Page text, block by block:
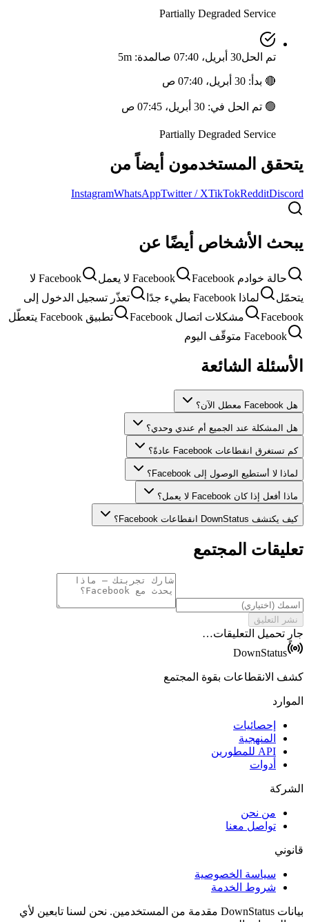
Partially Degraded Service
تم الحل30 أبريل، 07:40 ص المدة: 5m
🔴 بدأ : 30 أبريل، 07:40 ص
🟢 تم الحل في: 30 أبريل، 07:45 ص
Partially Degraded Service
يتحقق المستخدمون أيضاً من
InstagramWhatsAppTwitter / XTikTokRedditDiscord
يبحث الأشخاص أيضًا عن
حالة خوادم Facebook Facebook لا يعمل
Facebook لا
يتحمّل
لماذا Facebook بطيء جدًا
تعذّر تسجيل الدخول إلى
Facebook
مشكلات اتصال Facebook
تطبيق Facebook يتعطّل
Facebook متوقّف اليوم
الأسئلة الشائعة
هل Facebook معطل الآن؟
هل المشكلة عند الجميع أم عندي وحدي؟
كم تستغرق انقطاعات Facebook عادةً؟
لماذا لا أستطيع الوصول إلى Facebook؟
ماذا أفعل إذا كان Facebook لا يعمل؟
كيف يكتشف DownStatus انقطاعات Facebook؟
تعليقات المجتمع
نشر التعليق
جارٍ تحميل التعليقات…
DownStatus
كشف الانقطاعات بقوة المجتمع
الموارد
إحصائيات
المنهجية
API للمطورين
أدوات
الشركة
من نحن
تواصل معنا
قانوني
سياسة الخصوصية
شروط الخدمة
بيانات DownStatus مقدمة من المستخدمين. نحن لسنا تابعين لأي